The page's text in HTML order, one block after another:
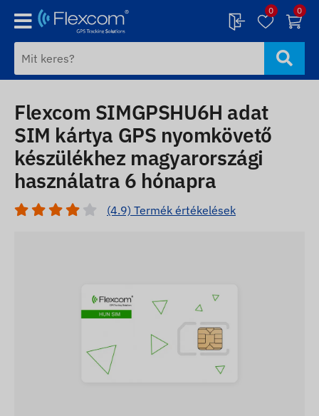
0 0
Flexcom SIMGPSHU6H adat
SIM kártya GPS nyomkövető
készülékhez magyarországi
használatra 6 hónapra
(4.9) Termék értékelések